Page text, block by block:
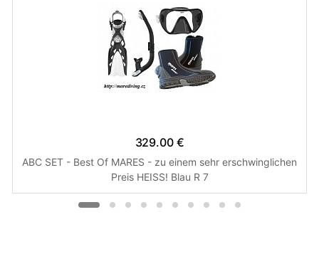
329.00 €
ABC SET - Best Of MARES - zu einem sehr erschwinglichen
Preis HEISS! Blau R 7